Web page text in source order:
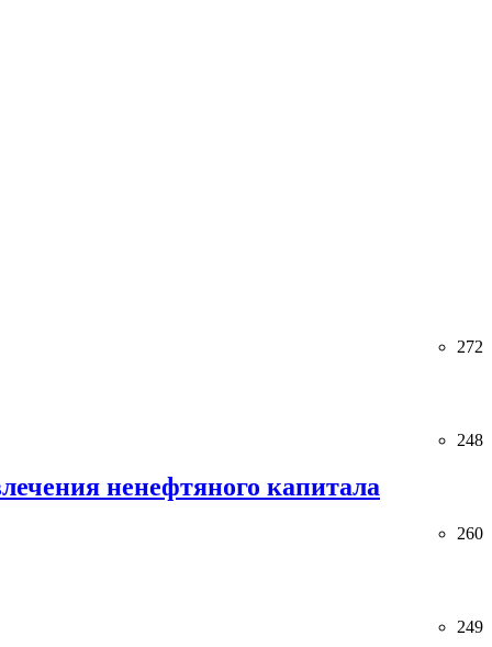
272
248
ненефтяного капитала
260
249